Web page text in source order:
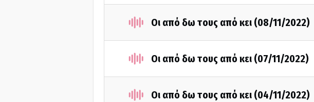
Οι από δω τους από κει (08/11/2022)
Οι από δω τους από κει (07/11/2022)
Οι από δω τους από κει (04/11/2022)